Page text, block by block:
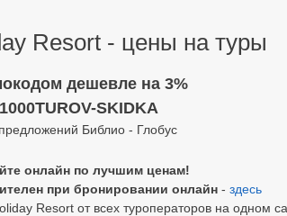
Resort - цены на туры
дешевле на 3%
SKIDKA
Библио - Глобус
онлайн по лучшим ценам!
при бронировании онлайн - здесь
Resort от всех туроператоров на одном